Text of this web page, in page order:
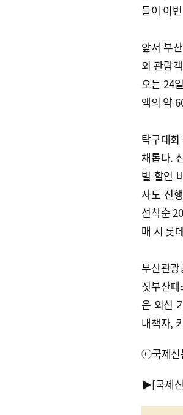
들이 이
앞서 부
외 관람
오는 24
액의 약
탁구대
채롭다.
별 할인
사도 진
선착순
매 시 롯
부산관
짓부산
은 외신
내책자,
ⓒ국제신
▶[국제